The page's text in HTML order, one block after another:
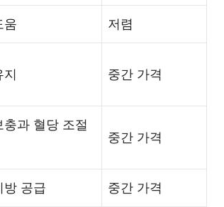
움 저렴
지 중간 가격
충과 혈당 조절
중간 가격
방 공급 중간 가격